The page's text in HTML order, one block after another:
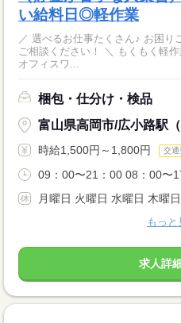
い給料日◎軽作業
／ 選べるお仕事たくさん♪ お困り
ご相談ください！ ＼ もくもく軽作業、半導体製造、フォークリフト
オフィスワ...
梱包・仕分け・検品
富山県高岡市/広小路駅（
時給1,500円～1,800円 交通
09：00〜21：00 08：00〜
月曜日 火曜日 水曜日 木曜
もっと
求人詳